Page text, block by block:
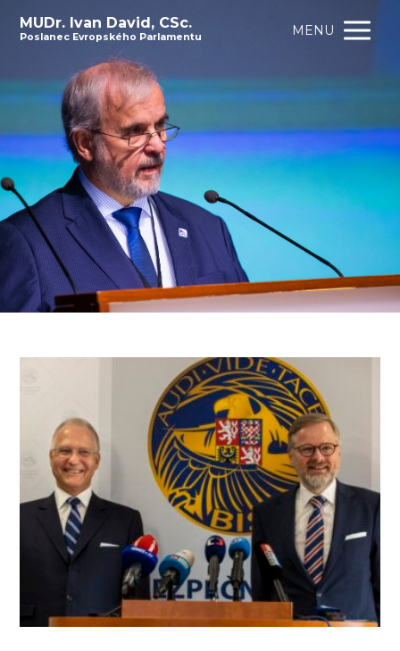
MUDr. Ivan David, CSc.
Poslanec Evropského Parlamentu MENU